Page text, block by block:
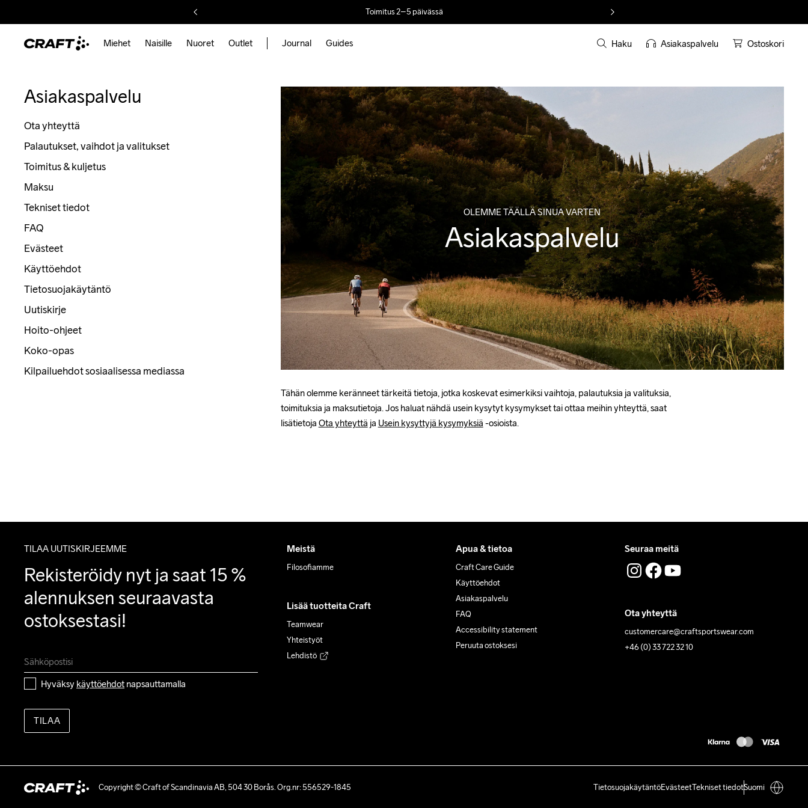
Toimitus 2–5 päivässä
Miehet Naisille Nuoret Outlet Journal Guides Haku Asiakaspalvelu Ostoskori
Asiakaspalvelu
Ota yhteyttä
Palautukset, vaihdot ja valitukset
Toimitus & kuljetus
Maksu
Tekniset tiedot
FAQ
Evästeet
Käyttöehdot
Tietosuojakäytäntö
Uutiskirje
Hoito-ohjeet
Koko-opas
Kilpailuehdot sosiaalisessa mediassa
OLEMME TÄÄLLÄ SINUA VARTEN
Asiakaspalvelu
Tähän olemme keränneet tärkeitä tietoja, jotka koskevat esimerkiksi vaihtoja, palautuksia ja valituksia,
toimituksia ja maksutietoja. Jos haluat nähdä usein kysytyt kysymykset tai ottaa meihin yhteyttä, saat
lisätietoja Ota yhteyttä ja Usein kysyttyjä kysymyksiä -osioista.
TILAA UUTISKIRJEEMME
Rekisteröidy nyt ja saat 15 %
alennuksen seuraavasta
ostoksestasi!
Hyväksy käyttöehdot napsauttamalla
TILAA
Meistä
Filosofiamme
Lisää tuotteita Craft
Teamwear
Yhteistyöt
Lehdistö
Apua & tietoa
Craft Care Guide
Käyttöehdot
Asiakaspalvelu
FAQ
Accessibility statement
Peruuta ostoksesi
Seuraa meitä
Ota yhteyttä
customercare@craftsportswear.com
+46 (0) 33 722 32 10
Copyright © Craft of Scandinavia AB, 504 30 Borås. Org.nr: 556529-1845 TietosuojakäytäntöEvästeetTekniset tiedotSuomi